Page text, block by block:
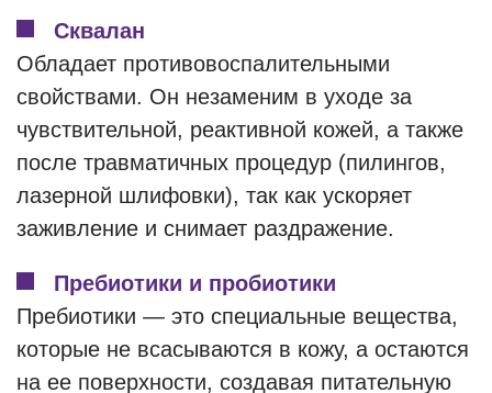
Сквалан
Обладает противовоспалительными
свойствами. Он незаменим в уходе за
чувствительной, реактивной кожей, а также
после травматичных процедур (пилингов,
лазерной шлифовки), так как ускоряет
заживление и снимает раздражение.
Пребиотики и пробиотики
Пребиотики — это специальные вещества,
которые не всасываются в кожу, а остаются
на ее поверхности, создавая питательную